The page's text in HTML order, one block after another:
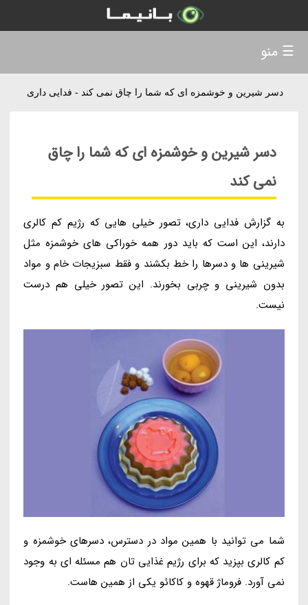
دسر شیرین و خوشمزه ای که شما را چاق نمی کند - فدایی داری
دسر شیرین و خوشمزه ای که شما را چاق
نمی کند
به گزارش فدایی داری، تصور خیلی هایی که رژیم کم کالری
دارند، این است که باید دور همه خوراکی های خوشمزه مثل
شیرینی ها و دسرها را خط بکشند و فقط سبزیجات خام و مواد
بدون شیرینی و چربی بخورند. این تصور خیلی هم درست
نیست.
شما می توانید با همین مواد در دسترس، دسرهای خوشمزه و
کم کالری بپزید که برای رژیم غذایی تان هم مسئله ای به وجود
نمی آورد. فروماژ قهوه و کاکائو یکی از همین هاست.
☰ منو